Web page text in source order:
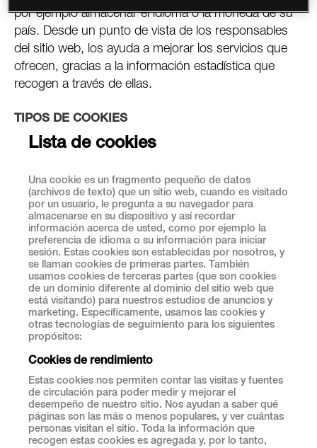
por ejemplo almacenar el idioma o la moneda de su
país. Desde un punto de vista de los responsables
del sitio web, los ayuda a mejorar los servicios que
ofrecen, gracias a la información estadística que
recogen a través de ellas.
TIPOS DE COOKIES
Lista de cookies
Una cookie es un fragmento pequeño de datos
(archivos de texto) que un sitio web, cuando es visitado
por un usuario, le pregunta a su navegador para
almacenarse en su dispositivo y así recordar
información acerca de usted, como por ejemplo la
preferencia de idioma o su información para iniciar
sesión. Estas cookies son establecidas por nosotros, y
se llaman cookies de primeras partes. También
usamos cookies de terceras partes (que son cookies
de un dominio diferente al dominio del sitio web que
está visitando) para nuestros estudios de anuncios y
marketing. Específicamente, usamos las cookies y
otras tecnologías de seguimiento para los siguientes
propósitos:
Cookies de rendimiento
Estas cookies nos permiten contar las visitas y fuentes
de circulación para poder medir y mejorar el
desempeño de nuestro sitio. Nos ayudan a saber qué
páginas son las más o menos populares, y ver cuántas
personas visitan el sitio. Toda la información que
recogen estas cookies es agregada y, por lo tanto,